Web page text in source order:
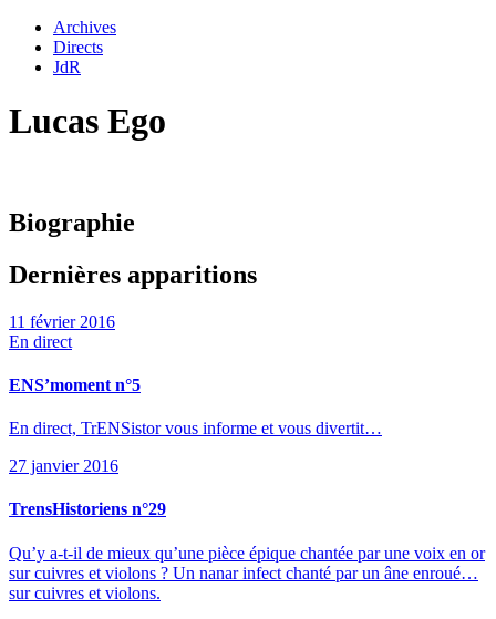
Archives
Directs
JdR
Lucas Ego
Biographie
Dernières apparitions
11 février 2016
En direct
ENS’moment n°5
En direct, TrENSistor vous informe et vous divertit…
27 janvier 2016
TrensHistoriens n°29
Qu’y a-t-il de mieux qu’une pièce épique chantée par une voix en or
sur cuivres et violons ? Un nanar infect chanté par un âne enroué…
sur cuivres et violons.